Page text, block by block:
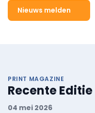
Nieuws melden
PRINT MAGAZINE
Recente Editie
04 mei 2026